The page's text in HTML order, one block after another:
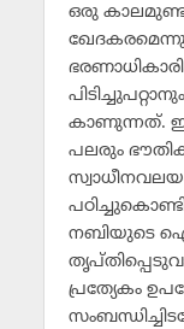
ഒരു
കാണുന്നത്.
പലരും
നബിയുടെ
പ്രത്യേകം